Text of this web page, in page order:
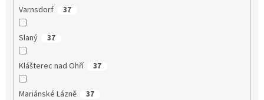
Varnsdorf 37
Slaný 37
Klášterec nad Ohří 37
Mariánské Lázně 37